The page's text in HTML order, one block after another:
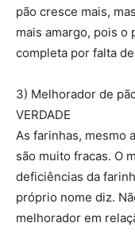
pão cresce mais,
mais amargo, pois o
completa por falta
3) Melhorador de
VERDADE
As farinhas, mesmo
são muito fracas. O
deficiências da
próprio nome diz.
melhorador em